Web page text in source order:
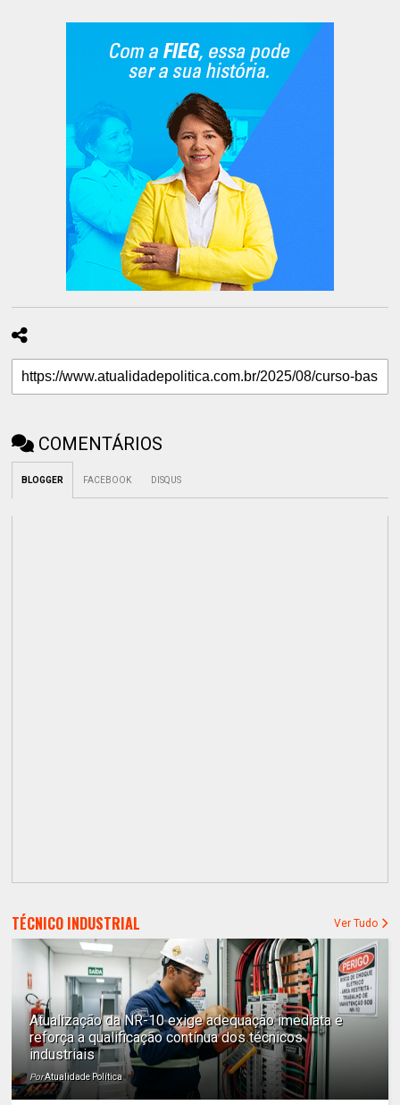
COMENTÁRIOS
BLOGGER FACEBOOK DISQUS
TÉCNICO INDUSTRIAL Ver Tudo
Atualização da NR-10 exige adequação imediata e
reforça a qualificação contínua dos técnicos
industriais
PorAtualidade Política